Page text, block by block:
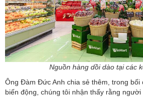
Nguồn hàng dồi dào tại các
Ông Đàm Đức Anh chia sẻ thêm, trong bối
biến động, chúng tôi nhận thấy rằng